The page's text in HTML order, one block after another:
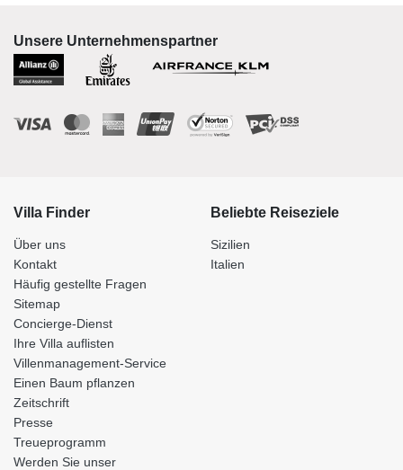
Unsere Unternehmenspartner
Villa Finder
Über uns
Kontakt
Häufig gestellte Fragen
Sitemap
Concierge-Dienst
Ihre Villa auflisten
Villenmanagement-Service
Einen Baum pflanzen
Zeitschrift
Presse
Treueprogramm
Werden Sie unser
Beliebte Reiseziele
Sizilien
Italien